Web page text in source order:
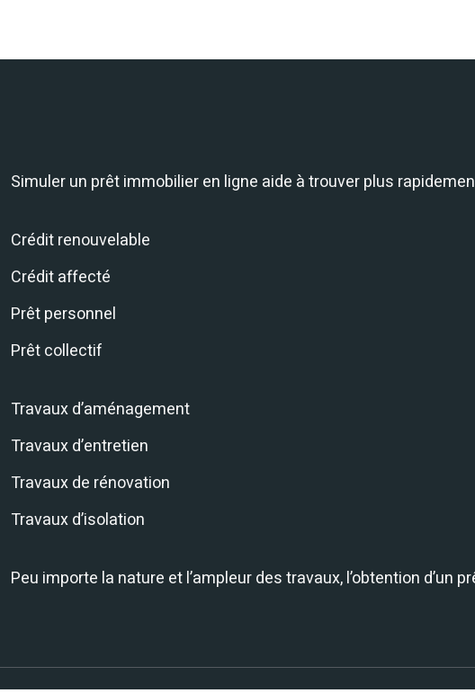
Simuler un prêt immobilier en ligne aide à trouver plus
Crédit renouvelable
Crédit affecté
Prêt personnel
Prêt collectif
Travaux d’aménagement
Travaux d’entretien
Travaux de rénovation
Travaux d’isolation
Peu importe la nature et l’ampleur des travaux, l’obtention